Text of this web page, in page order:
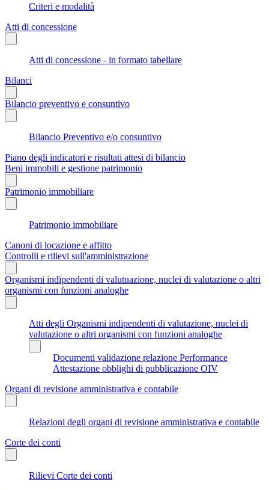
Criteri e modalità
Atti di concessione
Atti di concessione - in formato tabellare
Bilanci
Bilancio preventivo e consuntivo
Bilancio Preventivo e/o consuntivo
Piano degli indicatori e risultati attesi di bilancio
Beni immobili e gestione patrimonio
Patrimonio immobiliare
Patrimonio immobiliare
Canoni di locazione e affitto
Controlli e rilievi sull'amministrazione
Organismi indipendenti di valutuazione, nuclei di valutazione o altri
organismi con funzioni analoghe
Atti degli Organismi indipendenti di valutazione, nuclei di
valutazione o altri organismi con funzioni analoghe
Documenti validazione relazione Performance
Attestazione obblighi di pubblicazione OIV
Organi di revisione amministrativa e contabile
Relazioni degli organi di revisione amministrativa e contabile
Corte dei conti
Rilievi Corte dei conti